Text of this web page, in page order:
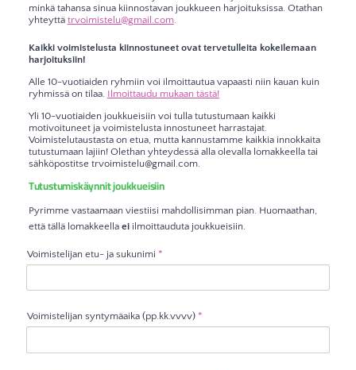
minkä tahansa sinua kiinnostavan joukkueen harjoituksissa. Otathan
yhteyttä trvoimistelu@gmail.com.
Kaikki voimistelusta kiinnostuneet ovat tervetulleita kokeilemaan
harjoituksiin!
Alle 10-vuotiaiden ryhmiin voi ilmoittautua vapaasti niin kauan kuin
ryhmissä on tilaa. Ilmoittaudu mukaan tästä!
Yli 10-vuotiaiden joukkueisiin voi tulla tutustumaan kaikki
motivoituneet ja voimistelusta innostuneet harrastajat.
Voimistelutaustasta on etua, mutta kannustamme kaikkia innokkaita
tutustumaan lajiin! Olethan yhteydessä alla olevalla lomakkeella tai
sähköpostitse trvoimistelu@gmail.com.
Tutustumiskäynnit joukkueisiin
Pyrimme vastaamaan viestiisi mahdollisimman pian. Huomaathan,
että tällä lomakkeella ei ilmoittauduta joukkueisiin.
Voimistelijan etu- ja sukunimi *
Voimistelijan syntymäaika (pp.kk.vvvv) *